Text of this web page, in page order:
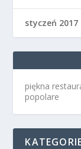
styczeń 2017
piękna
popolare